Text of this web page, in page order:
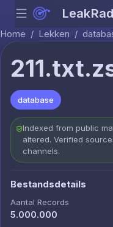
Menu
Home / Lekken /
database
Indexed from public
altered. Verified
channels.
Bestandsdetails
Aantal Records
5.000.000